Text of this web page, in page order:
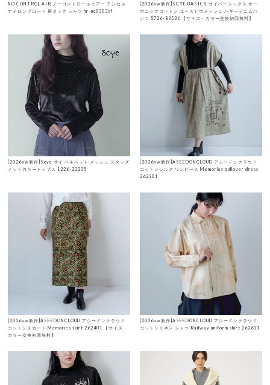
NO CONTROL AIR ノーコントロールエアー テンセル
ナイロンブロード 裾タック シャツ hr-nc0303sf
[2026aw新作]SCYE BASICS サイベーシックス オー
ガニックコットン ユーズドウォッシュ バギーデニムパ
ンツ 5726-83536 【サイズ・カラー交換初回無料】
[2026aw新作]Scye サイ ベルベット メッシュ スタッズ
ノットカラートップス 1226-23205
[2026aw新作]ASEEDONCLOUD アシードンクラウド
コットンシルク ワンピース Memories pullover dress
262301
[2026aw新作]ASEEDONCLOUD アシードンクラウド
コットンスカート Memories skirt 262401 【サイズ・
カラー交換初回無料】
[2026aw新作]ASEEDONCLOUD アシードンクラウド
コットンリネン シャツ Railway uniform shirt 262601